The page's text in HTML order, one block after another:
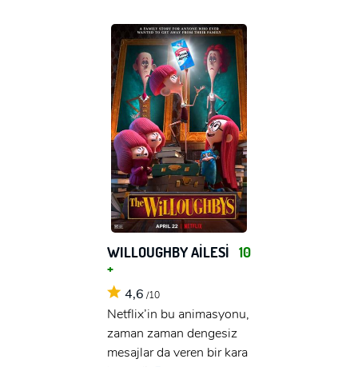
WILLOUGHBY AİLESİ 10
+
4,6 /10
Netflix’in bu animasyonu,
zaman zaman dengesiz
mesajlar da veren bir kara